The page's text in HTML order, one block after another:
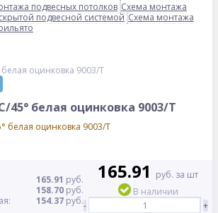
подвесных потолков Схема монтажа
подвесной системой Схема монтажа
белая оцинковка 9003/Т
45° белая оцинковка 9003/Т
165.91 руб.
158.70 руб.
154.37 руб.
165.91
руб. за шт
В наличии
-
+